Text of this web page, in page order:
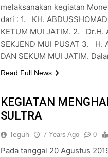
melaksanakan kegiatan
dari : 1. KH.
KETUM MUI JATIM. 2. Dr.H.
SEKJEND MUI PUSAT 3. H.
DAN SEKUM MUI JATIM.
Read Full News
KEGIATAN
SULTRA
Teguh 7 Years Ago 0
Pada tanggal 20 Agustus